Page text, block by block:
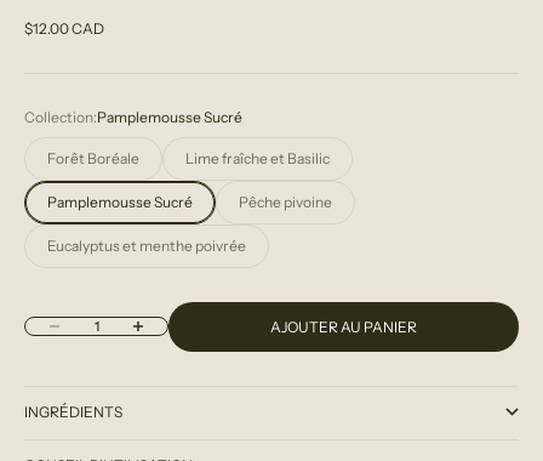
Prix de vente
$12.00 CAD
Collection:Pamplemousse Sucré
Forêt Boréale Lime fraîche et Basilic
Pamplemousse Sucré Pêche pivoine
Eucalyptus et menthe poivrée
Diminuer la quantitéAugmenter la quantité AJOUTER AU PANIER
INGRÉDIENTS